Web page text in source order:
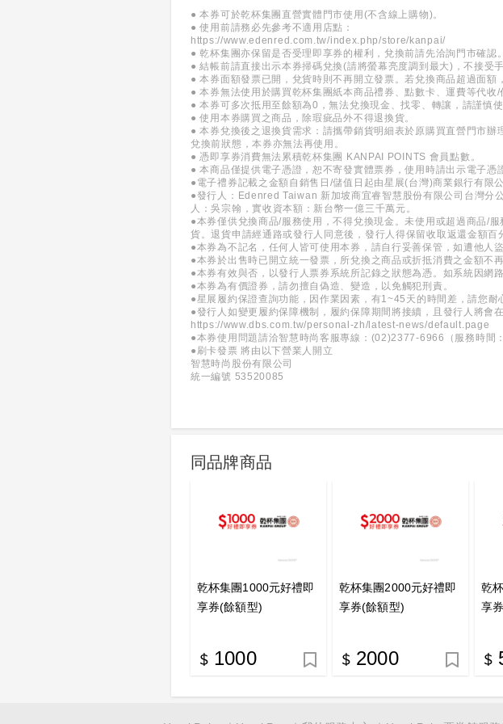
● 本券可於乾杯集團直營實體門市使用(不含線上購物)。
● 使用前請務必先參考不適用店點：
https://www.edenred.com.tw/index.php/store/kanpai/
● 乾杯集團亦保留是否受理即享券的權利，兌換前請先洽詢門市確認。
● 結帳前請直接出示本券掃碼兌換(請將螢幕亮度調到最大)，不接受
● 本券面額發票已開，兌貨時則不再開立發票。若兌換商品超過面額
● 本券無法使用於購買乾杯集團紙本商品禮券、點數卡、運費等代收/
● 本券可多次抵用至餘額為0，無法兌換現金、找零、轉讓，請謹慎使
● 使用本券購買之商品，除瑕疵品外不得退換貨。
● 本券兌換後之退換貨需求：請攜帶銷貨明細表於原購買直營門市
兌換前狀態，本券亦無法再使用。
● 憑即享券消費無法累積乾杯集團 KANPAI POINTS 會員點數。
● 本商品僅提供電子憑證，恕不寄發實體票券，使用時請出示電子憑
●電子禮券記載之金額自銷售日/儲值日起由星展(台灣)商業銀行有限
●發行人：Edenred Taiwan 新加坡商宜睿智慧股份有限公司台灣
人：吳宗翰，實收資本額：新台幣一億三千萬元。
●本券僅供兌換商品/服務使用，不得兌換現金。未使用或超過商品/
貨。退貨申請經通路或發行人同意後，發行人得保留收取返還金額百
●本券為不記名，任何人皆可使用本券，請自行妥善保管，如遭他人
●本券於出售時已開立統一發票，所兌換之商品或折抵消費之金額不
●本券有效與否，以發行人票券系統所記錄之狀態為憑。如系統因網
●本券為有價證券，請勿擅自偽造、變造，以免觸犯刑責。
●星展履約保證查詢功能，因作業因素，有1~45天的時間差，請您耐
●發行人如變更履約保障機制，履約保障期間將接續，且發行人將會
https://www.dbs.com.tw/personal-zh/latest-news/default.page
●本券使用問題請洽智慧時尚客服專線：(02)2377-6966（服務時間
●刷卡發票 將由以下營業人開立
智慧時尚股份有限公司
統一編號 53520085
同品牌商品
乾杯集團1000元好禮即
享券(餘額型)
1000
乾杯集團2000元好禮即
享券(餘額型)
2000
乾
享